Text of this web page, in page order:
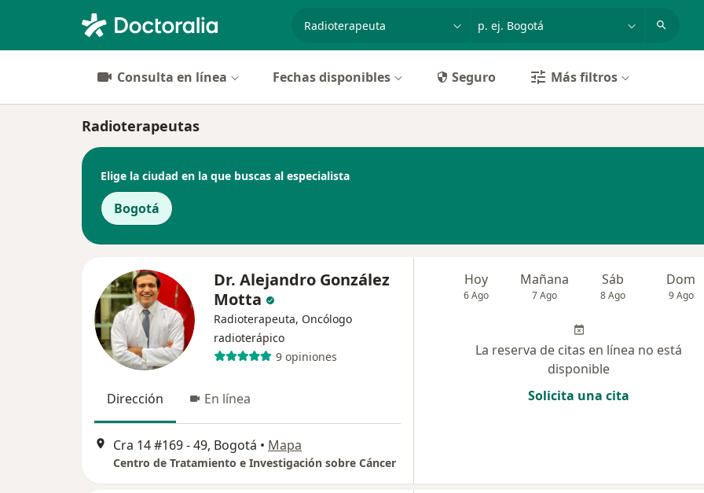
p. ej. Bogotá
Consulta en línea Fechas disponibles Seguro Más filtros
Radioterapeutas
Elige la ciudad en la que buscas al especialista
Bogotá
Dr. Alejandro González
Motta
Radioterapeuta, Oncólogo
radioterápico
9 opiniones
Dirección En línea
Cra 14 #169 - 49, Bogotá • Mapa
Centro de Tratamiento e Investigación sobre Cáncer
Hoy
6 Ago
Mañana
7 Ago
Sáb
8 Ago
Dom
9 Ago
La reserva de citas en línea no está
disponible
Solicita una cita